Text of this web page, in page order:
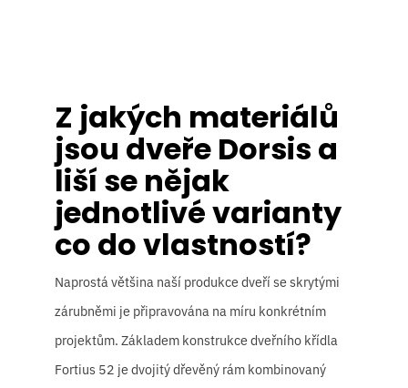
Z jakých materiálů
jsou dveře Dorsis a
liší se nějak
jednotlivé varianty
co do vlastností?
Naprostá většina naší produkce dveří se skrytými
zárubněmi je připravována na míru konkrétním
projektům. Základem konstrukce dveřního křídla
Fortius 52 je dvojitý dřevěný rám kombinovaný